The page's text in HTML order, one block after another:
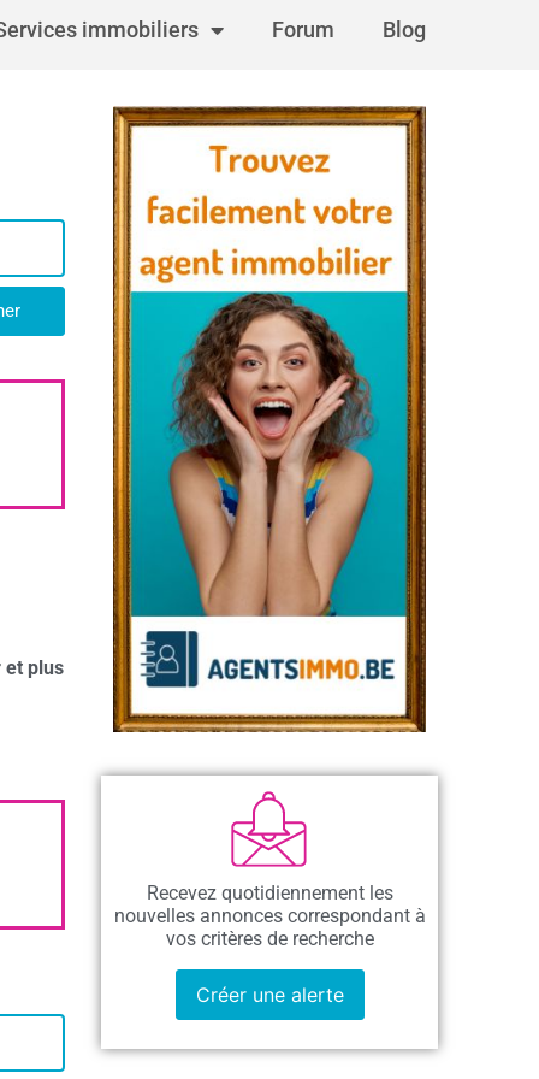
immobiliers Forum Blog
et plus
Recevez quotidiennement les
nouvelles annonces correspondant à
vos critères de recherche
Créer une alerte